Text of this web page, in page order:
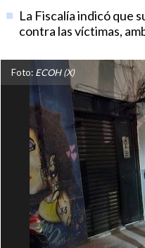
La Fiscalía indicó que
contra las víctimas,
Foto: ECOH (X)